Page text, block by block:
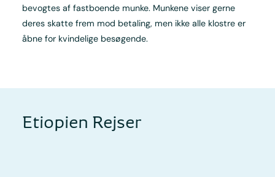
bevogtes af fastboende munke. Munkene viser gerne
deres skatte frem mod betaling, men ikke alle klostre er
åbne for kvindelige besøgende.
Etiopien Rejser